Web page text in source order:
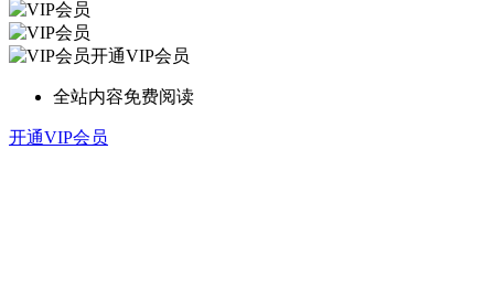
开通VIP会员
全站内容免费阅读
开通VIP会员